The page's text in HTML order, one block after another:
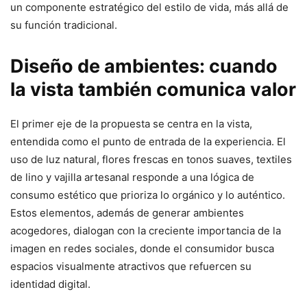
un componente estratégico del estilo de vida, más allá de
su función tradicional.
Diseño de ambientes: cuando
la vista también comunica valor
El primer eje de la propuesta se centra en la vista,
entendida como el punto de entrada de la experiencia. El
uso de luz natural, flores frescas en tonos suaves, textiles
de lino y vajilla artesanal responde a una lógica de
consumo estético que prioriza lo orgánico y lo auténtico.
Estos elementos, además de generar ambientes
acogedores, dialogan con la creciente importancia de la
imagen en redes sociales, donde el consumidor busca
espacios visualmente atractivos que refuercen su
identidad digital.